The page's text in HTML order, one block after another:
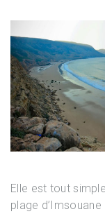
Elle est tout
plage